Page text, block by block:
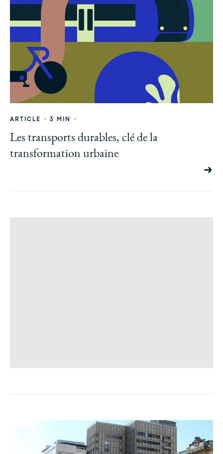
ARTICLE • 3 MIN •
Les transports durables, clé de la
transformation urbaine